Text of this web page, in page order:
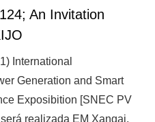
An Invitation
International
Generation and Smart
Exposibition [SNEC PV
realizada EM Xangai,